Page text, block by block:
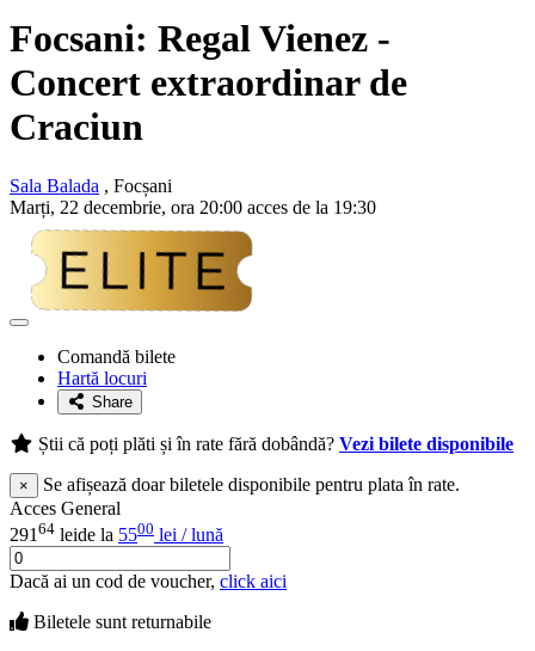
Focsani: Regal Vienez -
Concert extraordinar de
Craciun
Sala Balada , Focșani
Marți, 22 decembrie, ora 20:00 acces de la 19:30
Adaugă
favoriteComandă bilete
Hartă locuri
Share
Știi că poți plăti și în rate fără dobândă? Vezi bilete disponibile
×
Se afișează doar biletele disponibile pentru plata în rate.
Acces General
291 64 leide la 5500 lei / lună
Dacă ai un cod de voucher, click aici
Biletele sunt returnabile